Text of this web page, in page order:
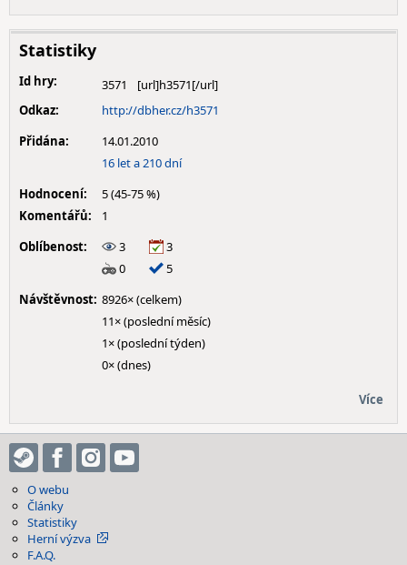
Statistiky
Id hry:
3571
Odkaz:
http://dbher.cz/h3571
Přidána:
14.01.2010
16 let a 210 dní
Hodnocení:
5 (45-75 %)
Komentářů:
1
Oblíbenost:
3
3
0
5
Návštěvnost: 8926× (celkem)
11× (poslední měsíc)
1× (poslední týden)
0× (dnes)
Více
O webu
Články
Statistiky
Herní výzva
F.A.Q.